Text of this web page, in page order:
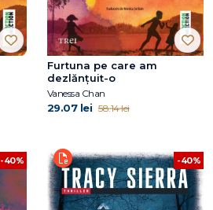
Furtuna pe care am
dezlănțuit-o
Vanessa Chan
29.07 lei 58.14 lei
-40% -40%